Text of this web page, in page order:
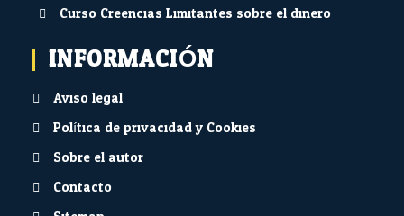
Curso Creencias Limitantes sobre el dinero
INFORMACIÓN
Aviso legal
Política de privacidad y Cookies
Sobre el autor
Contacto